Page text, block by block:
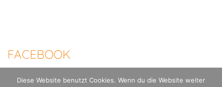
FACEBOOK
Diese Website benutzt Cookies. Wenn du die Website weiter